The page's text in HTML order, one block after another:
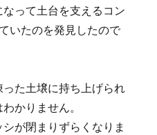
って土台を支えるコン
いたのを発見したので
た土壌に持ち上げられ
かりません。
が閉まりずらくなりま